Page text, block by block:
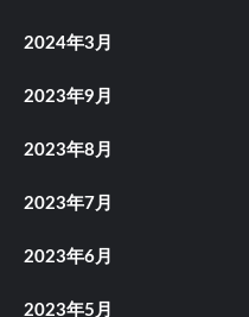
2024年3月
2023年9月
2023年8月
2023年7月
2023年6月
2023年5月